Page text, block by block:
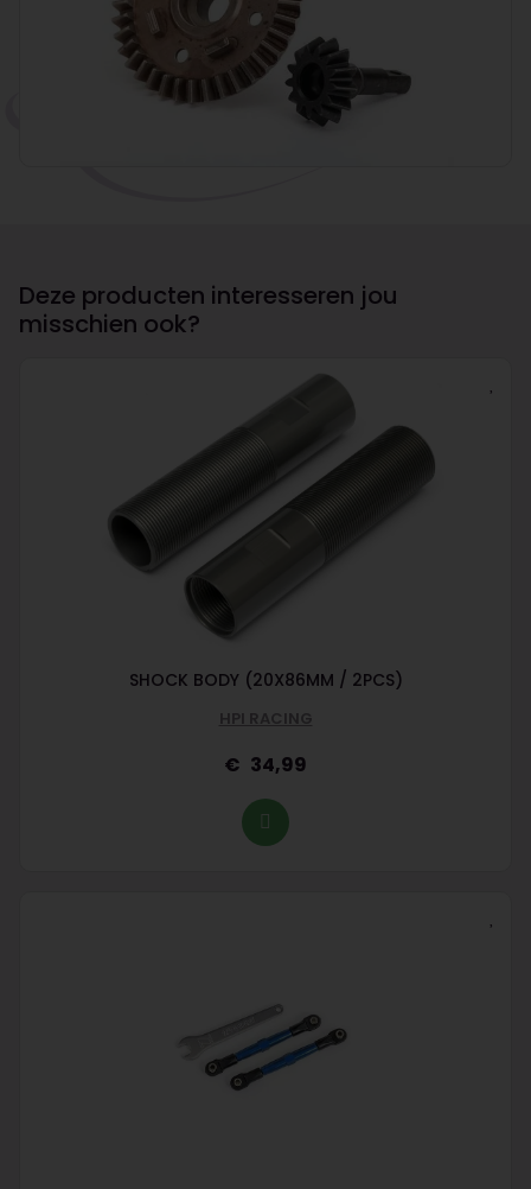
Deze producten interesseren jou
misschien ook?
SHOCK BODY (20X86MM / 2PCS)
HPI RACING
34,99